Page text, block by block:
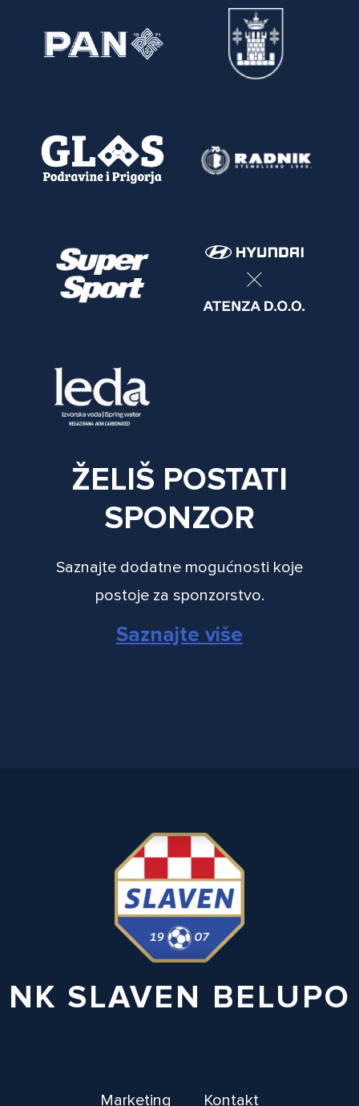
ŽELIŠ POSTATI
SPONZOR
Saznajte dodatne mogućnosti koje
postoje za sponzorstvo.
Saznajte više
NK SLAVEN BELUPO
Marketing Kontakt